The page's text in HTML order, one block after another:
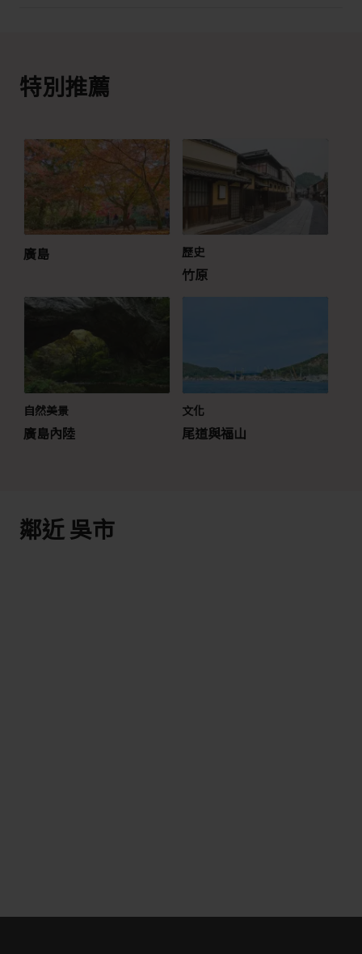
特別推薦
廣島 歷史
竹原
自然美景
廣島內陸
文化
尾道與福山
鄰近 吳市